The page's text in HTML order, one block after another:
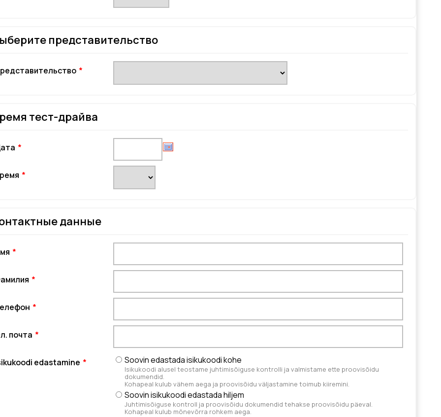
представительство
тест-драйва
данные
почта
edastamine Soovin edastada isikukoodi kohe
Isikukoodi alusel teostame juhtimisõiguse kontrolli ja valmistame ette proovisõidu
dokumendid.
Kohapeal kulub vähem aega ja proovisõidu väljastamine toimub kiiremini.
Soovin isikukoodi edastada hiljem
Juhtimisõiguse kontroll ja proovisõidu dokumendid tehakse proovisõidu päeval.
Kohapeal kulub mõnevõrra rohkem aega.